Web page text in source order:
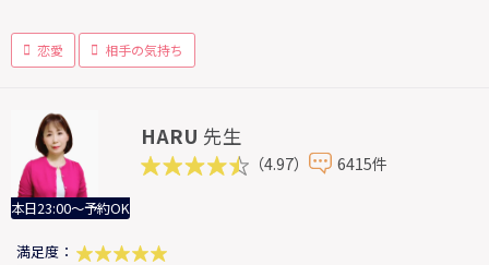
恋愛 相手の気持ち
本日23:00～予約OK
HARU 先生
（4.97） 6415件
満足度：